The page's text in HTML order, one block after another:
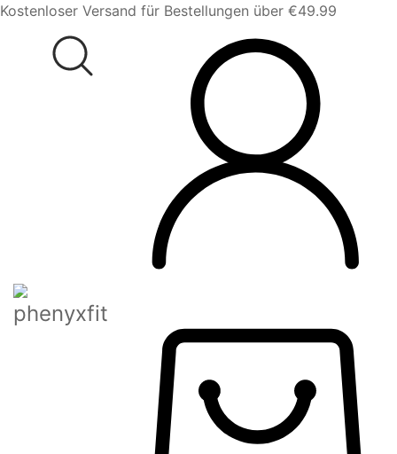
Kostenloser Versand für Bestellungen über €49.99